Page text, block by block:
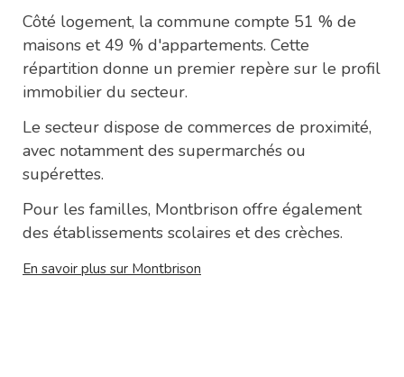
Côté logement, la commune compte 51 % de
maisons et 49 % d'appartements. Cette
répartition donne un premier repère sur le profil
immobilier du secteur.
Le secteur dispose de commerces de proximité,
avec notamment des supermarchés ou
supérettes.
Pour les familles, Montbrison offre également
des établissements scolaires et des crèches.
En savoir plus sur Montbrison